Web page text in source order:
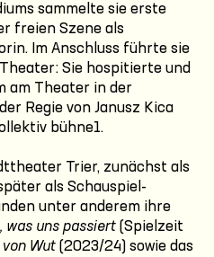
sammelte sie erste
freien Szene als
Im Anschluss führte sie
Sie hospitierte und
am Theater in der
Regie von Janusz Kica
bühne1.
Trier, zunächst als
als Schauspiel-
unter anderem ihre
was uns passiert (Spielzeit
Wut (2023/24) sowie das